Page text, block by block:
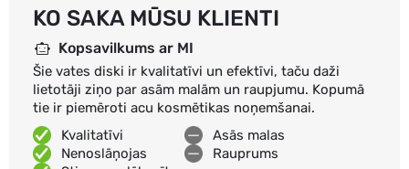
KO SAKA MŪSU KLIENTI
Kopsavilkums ar MI
Šie vates diski ir kvalitatīvi un efektīvi, taču daži
lietotāji ziņo par asām malām un raupjumu. Kopumā
tie ir piemēroti acu kosmētikas noņemšanai.
Kvalitatīvi
Nenoslāņojas
Asās malas
Rauprums